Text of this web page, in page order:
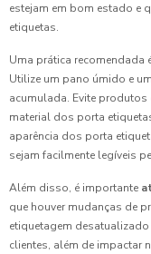
estejam em bom estado e
etiquetas.
Uma prática recomendada
Utilize um pano úmido e
acumulada. Evite
material dos porta
aparência dos porta
sejam facilmente legíveis
Além disso, é importante
que houver mudanças de
etiquetagem
clientes, além de impactar